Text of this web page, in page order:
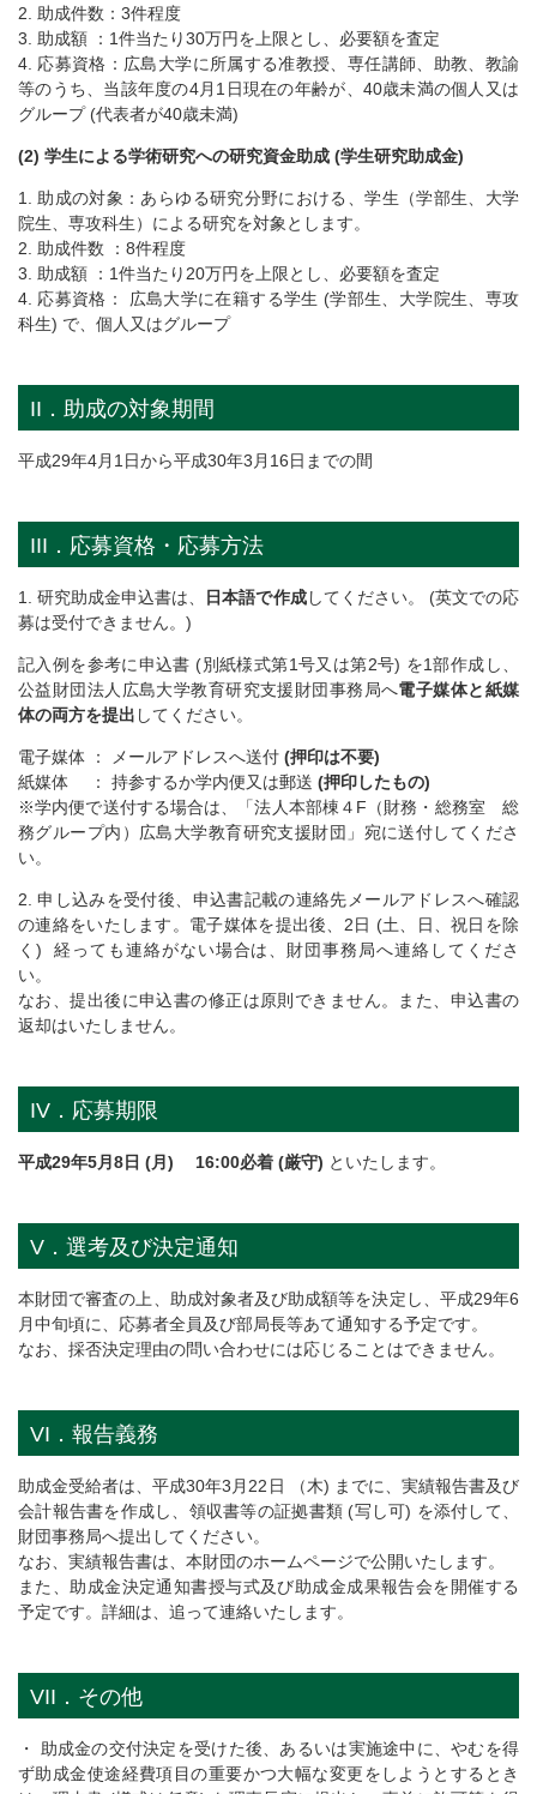
2. 助成件数：3件程度
3. 助成額 ：1件当たり30万円を上限とし、必要額を査定
4. 応募資格：広島大学に所属する准教授、専任講師、助教、教諭
等のうち、当該年度の4月1日現在の年齢が、40歳未満の個人又は
グループ (代表者が40歳未満)
(2) 学生による学術研究への研究資金助成 (学生研究助成金)
1. 助成の対象：あらゆる研究分野における、学生（学部生、大学
院生、専攻科生）による研究を対象とします。
2. 助成件数 ：8件程度
3. 助成額 ：1件当たり20万円を上限とし、必要額を査定
4. 応募資格： 広島大学に在籍する学生 (学部生、大学院生、専攻
科生) で、個人又はグループ
II．助成の対象期間
平成29年4月1日から平成30年3月16日までの間
III．応募資格・応募方法
1. 研究助成金申込書は、 日本語で作成してください。 (英文での応
募は受付できません。)
記入例を参考に申込書 (別紙様式第1号又は第2号) を1部作成し、
公益財団法人広島大学教育研究支援財団事務局へ電子媒体と紙媒
体の両方を提出 してください。
電子媒体 ： メールアドレスへ送付 (押印は不要)
紙媒体 ： 持参するか学内便又は郵送 (押印したもの)
※学内便で送付する場合は、「法人本部棟４F（財務・総務室 総
務グループ内）広島大学教育研究支援財団」宛に送付してくださ
い。
2. 申し込みを受付後、申込書記載の連絡先メールアドレスへ確認
の連絡をいたします。電子媒体を提出後、2日 (土、日、祝日を除
く) 経っても連絡がない場合は、財団事務局へ連絡してくださ
い。
なお、提出後に申込書の修正は原則できません。また、申込書の
返却はいたしません。
IV．応募期限
平成29年5月8日 (月) 16:00必着 (厳守) といたします。
V．選考及び決定通知
本財団で審査の上、助成対象者及び助成額等を決定し、平成29年6
月中旬頃に、応募者全員及び部局長等あて通知する予定です。
なお、採否決定理由の問い合わせには応じることはできません。
VI．報告義務
助成金受給者は、平成30年3月22日 （木) までに、実績報告書及び
会計報告書を作成し、領収書等の証拠書類 (写し可) を添付して、
財団事務局へ提出してください。
なお、実績報告書は、本財団のホームページで公開いたします。
また、助成金決定通知書授与式及び助成金成果報告会を開催する
予定です。詳細は、追って連絡いたします。
VII．その他
・ 助成金の交付決定を受けた後、あるいは実施途中に、やむを得
ず助成金使途経費項目の重要かつ大幅な変更をしようとするとき